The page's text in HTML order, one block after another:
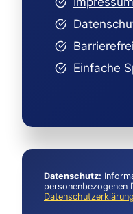
Einfache
Datenschutz:
personenbezogenen
Datenschutzerklärung